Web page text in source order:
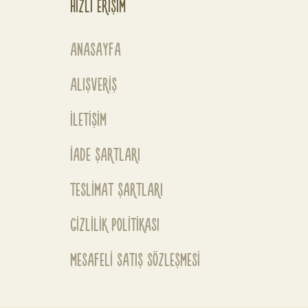
HIZLI ERİŞİM
ANASAYFA
ALIŞVERİŞ
İLETİŞİM
İADE ŞARTLARI
TESLİMAT ŞARTLARI
GİZLİLİK POLİTİKASI
MESAFELİ SATIŞ SÖZLEŞMESİ